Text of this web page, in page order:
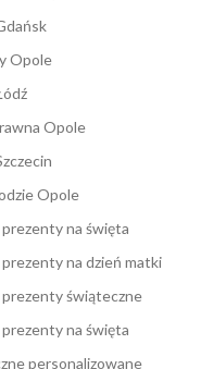
Opole
Opole
Opole
na święta
na dzień matki
świąteczne
na święta
personalizowane